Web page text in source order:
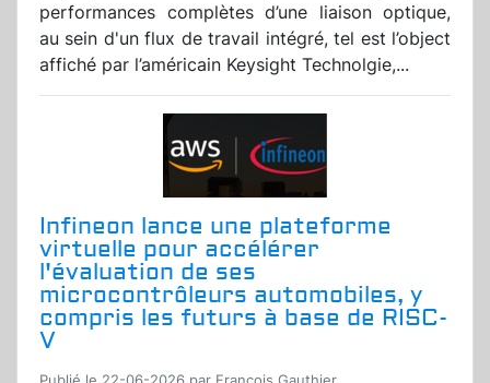
performances complètes d’une liaison optique,
au sein d'un flux de travail intégré, tel est l’object
affiché par l’américain Keysight Technolgie,...
Infineon lance une plateforme
virtuelle pour accélérer
l'évaluation de ses
microcontrôleurs automobiles, y
compris les futurs à base de RISC-
V